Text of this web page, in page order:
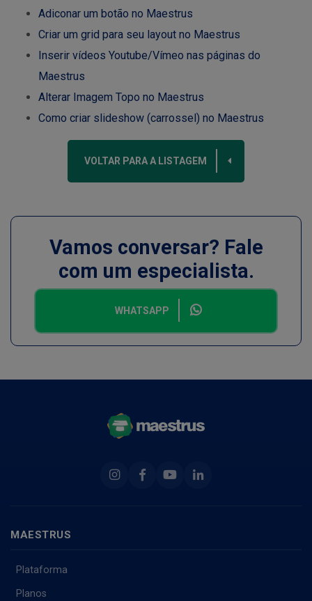
Adiconar um botão no Maestrus
Criar um grid para seu layout no Maestrus
Inserir vídeos Youtube/Vímeo nas páginas do
Maestrus
Alterar Imagem Topo no Maestrus
Como criar slideshow (carrossel) no Maestrus
VOLTAR PARA A LISTAGEM
Vamos conversar? Fale
com um especialista.
WHATSAPP
InstagramFacebookYoutubeLinkedin
MAESTRUS
Plataforma
Planos